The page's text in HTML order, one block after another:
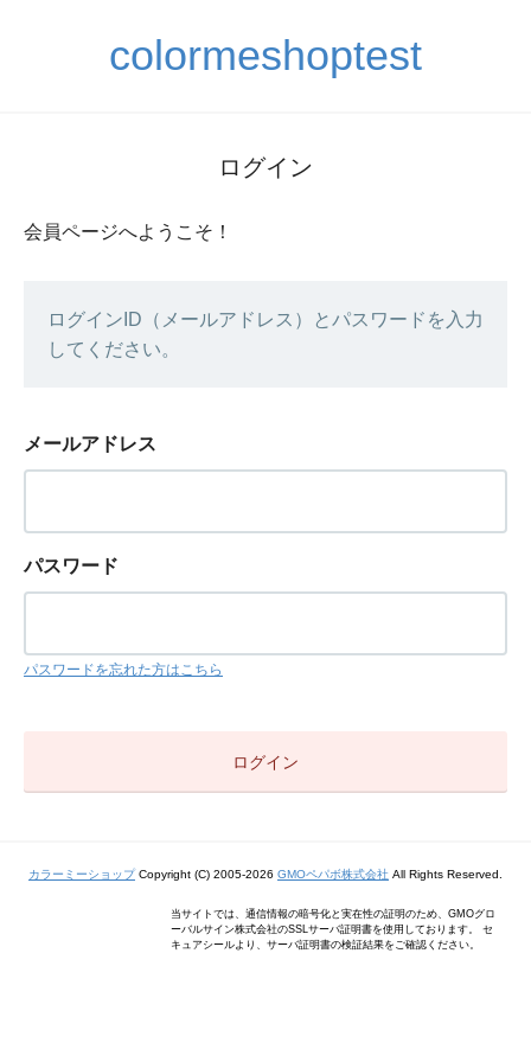
colormeshoptest
ログイン
会員ページへようこそ！
ログインID（メールアドレス）とパスワードを入力
してください。
メールアドレス
パスワード
パスワードを忘れた方はこちら
カラーミーショップCopyright (C) 2005-2026 GMOペパボ株式会社 All Rights Reserved.
当サイトでは、通信情報の暗号化と実在性の証明のため、GMOグロ
ーバルサイン株式会社のSSLサーバ証明書を使用しております。 セ
キュアシールより、サーバ証明書の検証結果をご確認ください。